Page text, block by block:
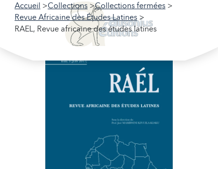
Accueil Collections
Collections fermées
Revue Africaine des Études Latines
RAEL, Revue africaine des études latines